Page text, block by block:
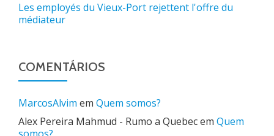
Les employés du Vieux-Port rejettent l'offre du
médiateur
COMENTÁRIOS
MarcosAlvim em Quem somos?
Alex Pereira Mahmud - Rumo a Quebecem Quem